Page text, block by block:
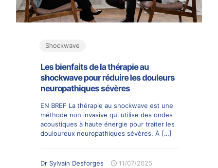
Shockwave
Les bienfaits de la thérapie au
shockwave pour réduire les douleurs
neuropathiques sévères
EN BREF La thérapie au shockwave est une
méthode non invasive qui utilise des ondes
acoustiques à haute énergie pour traiter les
douloureux neuropathiques sévères. À […]
Dr Sylvain Desforges 11/07/2025